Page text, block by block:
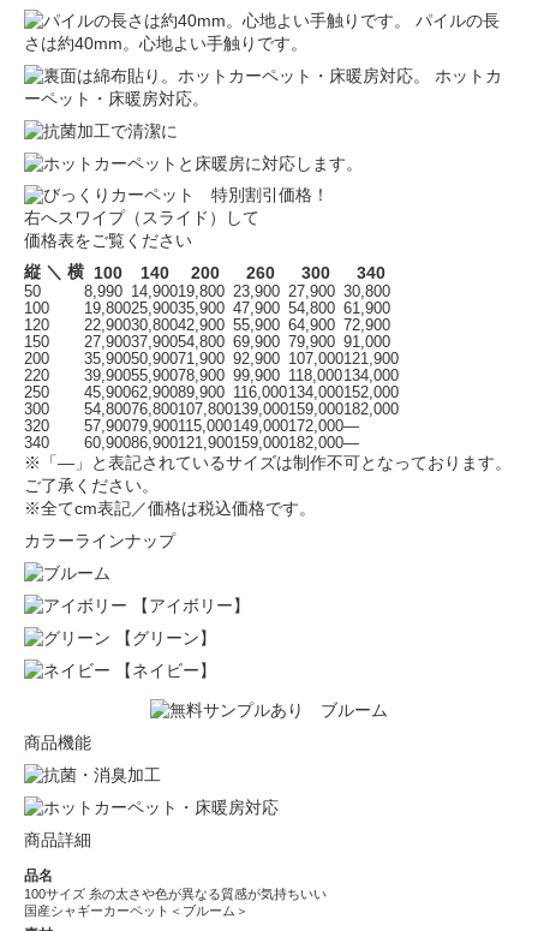
パイルの長
さは約40mm。心地よい手触りです。
ホットカ
ーペット・床暖房対応。
右へスワイプ（スライド）して
価格表をご覧ください
縦 ＼ 横 100 140 200 260 300 340
50 8,990 14,90019,800 23,900 27,900 30,800
100
19,80025,90035,900 47,900 54,800 61,900
120
22,90030,80042,900 55,900 64,900
72,900
150
27,90037,90054,800 69,900 79,900 91,000
200
35,90050,90071,900 92,900 107,000121,900
220
39,90055,90078,900 99,900 118,000134,000
250
45,90062,90089,900 116,000134,000152,000
300
54,80076,800107,800139,000159,000182,000
320
57,90079,900115,000149,000172,000—
340
60,90086,900121,900159,000182,000—
※「—」と表記されているサイズは制作不可となっております。
ご了承ください。
※全てcm表記／価格は税込価格です。
カラーラインナップ
【アイボリー】
【グリーン】
【ネイビー】
商品機能
商品詳細
品名
100サイズ 糸の太さや色が異なる質感が気持ちいい
国産シャギーカーペット＜ブルーム＞